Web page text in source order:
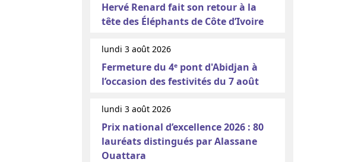
Hervé Renard fait son retour à la
tête des Éléphants de Côte d’Ivoire
lundi 3 août 2026
Fermeture du 4ᵉ pont d'Abidjan à
l’occasion des festivités du 7 août
lundi 3 août 2026
Prix national d’excellence 2026 : 80
lauréats distingués par Alassane
Ouattara